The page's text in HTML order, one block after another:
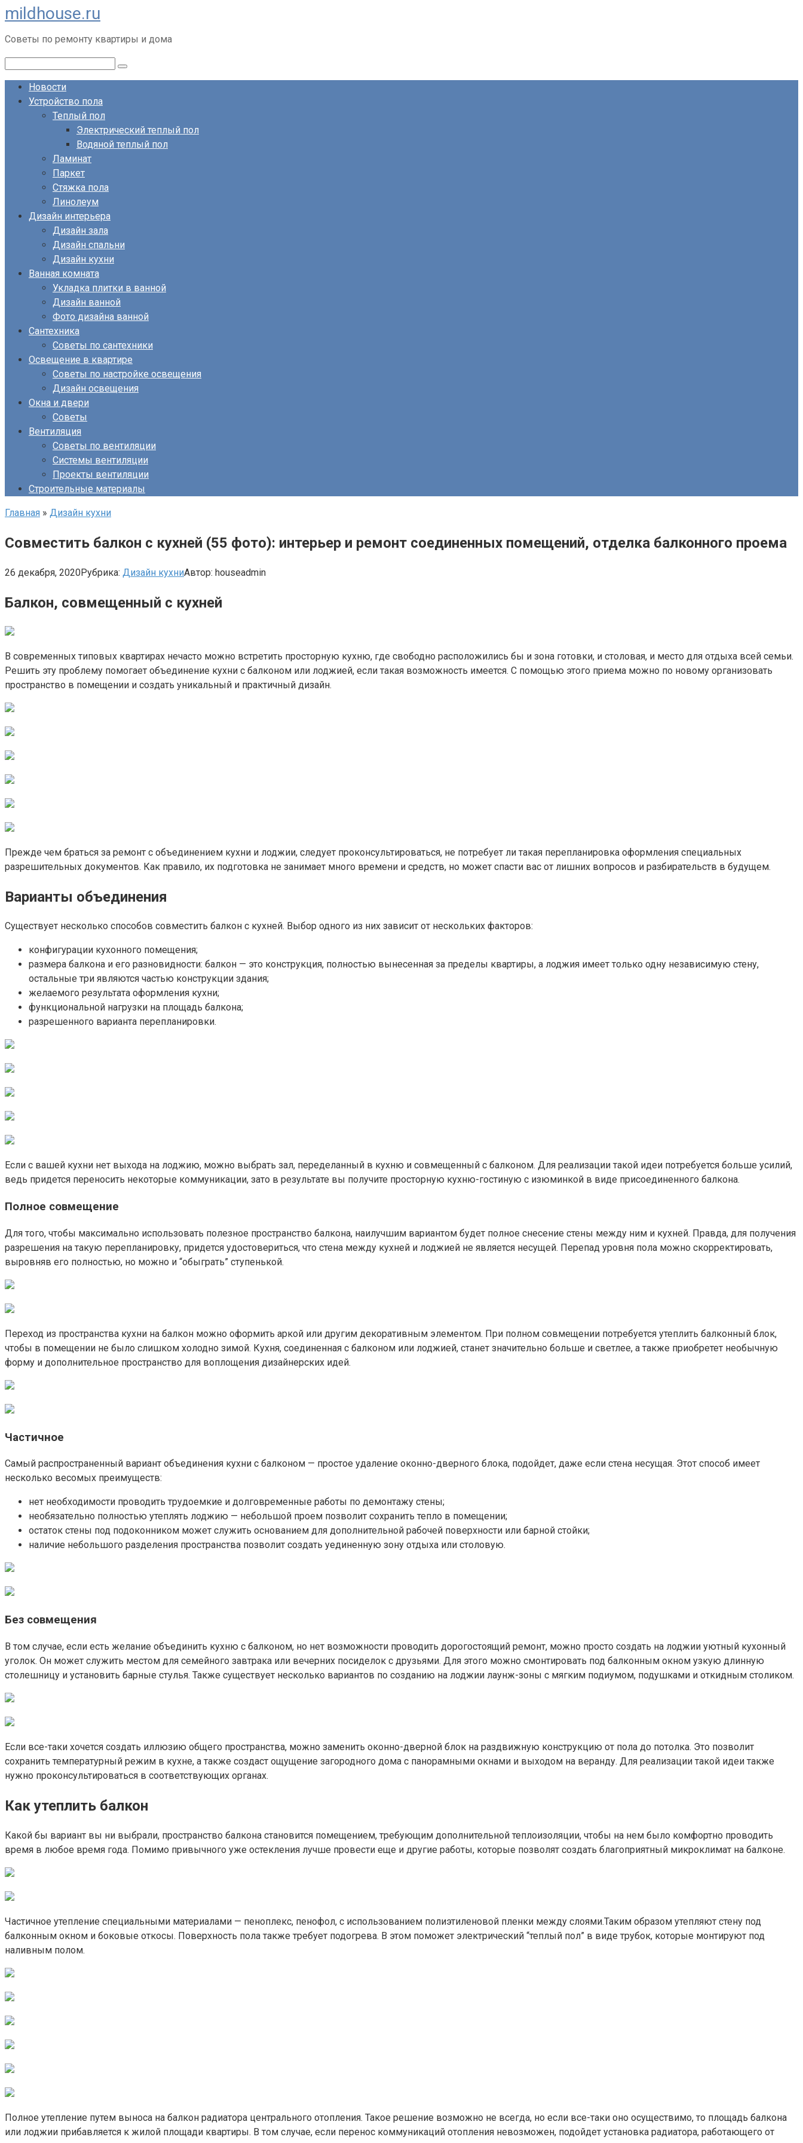
Перейти
к
контенту
mildhouse.ru
Советы по ремонту квартиры и дома
Новости
Устройство пола
Теплый пол
Электрический теплый пол
Водяной теплый пол
Ламинат
Паркет
Стяжка пола
Линолеум
Дизайн интерьера
Дизайн зала
Дизайн спальни
Дизайн кухни
Ванная комната
Укладка плитки в ванной
Дизайн ванной
Фото дизайна ванной
Сантехника
Советы по сантехники
Освещение в квартире
Советы по настройке освещения
Дизайн освещения
Окна и двери
Советы
Вентиляция
Советы по вентиляции
Системы вентиляции
Проекты вентиляции
Строительные материалы
Главная » Дизайн кухни
Совместить балкон с кухней (55 фото): интерьер и ремонт соединенных помещений, отделка балконного проема
26 декабря, 2020Рубрика: Дизайн кухниАвтор: houseadmin
Балкон, совмещенный с кухней
В современных типовых квартирах нечасто можно встретить просторную кухню, где свободно расположились бы и зона готовки, и столовая, и место для отдыха всей семьи.
Решить эту проблему помогает объединение кухни с балконом или лоджией, если такая возможность имеется. С помощью этого приема можно по новому организовать
пространство в помещении и создать уникальный и практичный дизайн.
Прежде чем браться за ремонт с объединением кухни и лоджии, следует проконсультироваться, не потребует ли такая перепланировка оформления специальных
разрешительных документов. Как правило, их подготовка не занимает много времени и средств, но может спасти вас от лишних вопросов и разбирательств в будущем.
Варианты объединения
Существует несколько способов совместить балкон с кухней. Выбор одного из них зависит от нескольких факторов:
конфигурации кухонного помещения;
размера балкона и его разновидности: балкон — это конструкция, полностью вынесенная за пределы квартиры, а лоджия имеет только одну независимую стену,
остальные три являются частью конструкции здания;
желаемого результата оформления кухни;
функциональной нагрузки на площадь балкона;
разрешенного варианта перепланировки.
Если с вашей кухни нет выхода на лоджию, можно выбрать зал, переделанный в кухню и совмещенный с балконом. Для реализации такой идеи потребуется больше усилий,
ведь придется переносить некоторые коммуникации, зато в результате вы получите просторную кухню-гостиную с изюминкой в виде присоединенного балкона.
Полное совмещение
Для того, чтобы максимально использовать полезное пространство балкона, наилучшим вариантом будет полное снесение стены между ним и кухней. Правда, для получения
разрешения на такую перепланировку, придется удостовериться, что стена между кухней и лоджией не является несущей. Перепад уровня пола можно скорректировать,
выровняв его полностью, но можно и “обыграть” ступенькой.
Переход из пространства кухни на балкон можно оформить аркой или другим декоративным элементом. При полном совмещении потребуется утеплить балконный блок,
чтобы в помещении не было слишком холодно зимой. Кухня, соединенная с балконом или лоджией, станет значительно больше и светлее, а также приобретет необычную
форму и дополнительное пространство для воплощения дизайнерских идей.
Частичное
Самый распространенный вариант объединения кухни с балконом — простое удаление оконно-дверного блока, подойдет, даже если стена несущая. Этот способ имеет
несколько весомых преимуществ:
нет необходимости проводить трудоемкие и долговременные работы по демонтажу стены;
необязательно полностью утеплять лоджию — небольшой проем позволит сохранить тепло в помещении;
остаток стены под подоконником может служить основанием для дополнительной рабочей поверхности или барной стойки;
наличие небольшого разделения пространства позволит создать уединенную зону отдыха или столовую.
Без совмещения
В том случае, если есть желание объединить кухню с балконом, но нет возможности проводить дорогостоящий ремонт, можно просто создать на лоджии уютный кухонный
уголок. Он может служить местом для семейного завтрака или вечерних посиделок с друзьями. Для этого можно смонтировать под балконным окном узкую длинную
столешницу и установить барные стулья. Также существует несколько вариантов по созданию на лоджии лаунж-зоны с мягким подиумом, подушками и откидным столиком.
Если все-таки хочется создать иллюзию общего пространства, можно заменить оконно-дверной блок на раздвижную конструкцию от пола до потолка. Это позволит
сохранить температурный режим в кухне, а также создаст ощущение загородного дома с панорамными окнами и выходом на веранду. Для реализации такой идеи также
нужно проконсультироваться в соответствующих органах.
Как утеплить балкон
Какой бы вариант вы ни выбрали, пространство балкона становится помещением, требующим дополнительной теплоизоляции, чтобы на нем было комфортно проводить
время в любое время года. Помимо привычного уже остекления лучше провести еще и другие работы, которые позволят создать благоприятный микроклимат на балконе.
Частичное утепление специальными материалами — пеноплекс, пенофол, с использованием полиэтиленовой пленки между слоями.Таким образом утепляют стену под
балконным окном и боковые откосы. Поверхность пола также требует подогрева. В этом поможет электрический “теплый пол” в виде трубок, которые монтируют под
наливным полом.
Полное утепление путем выноса на балкон радиатора центрального отопления. Такое решение возможно не всегда, но если все-таки оно осуществимо, то площадь балкона
или лоджии прибавляется к жилой площади квартиры. В том случае, если перенос коммуникаций отопления невозможен, подойдет установка радиатора, работающего от